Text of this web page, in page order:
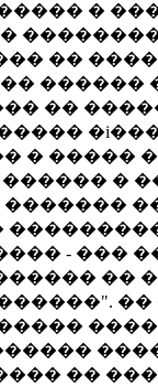
�
��
��
� �����
�
- ���
��
��